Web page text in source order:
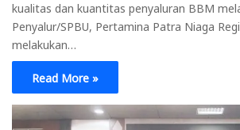
kualitas dan kuantitas penyaluran BBM
Penyalur/SPBU, Pertamina Patra Niaga
melakukan…
Read More »